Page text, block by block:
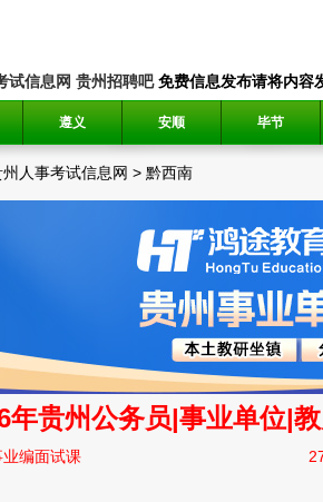
试信息网 贵州招聘吧免费信息发布请将内容
遵义 安顺 毕节
州人事考试信息网 > 黔西南